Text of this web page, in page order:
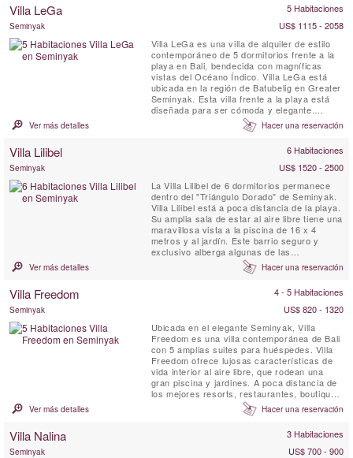
Villa LeGa 5 Habitaciones
Seminyak
US$ 1115 - 2058
Villa LeGa es una villa de alquiler de estilo
contemporáneo de 5 dormitorios frente a la
playa en Bali, bendecida con magníficas
vistas del Océano Índico. Villa LeGa está
ubicada en la región de Batubelig en Greater
Seminyak. Esta villa frente a la playa está
diseñada para ser cómoda y elegante.
También disfruta de vistas de 180 grados de
la puesta de sol y del océano desde dos
que le permite relajarse en puro lujo y estilo
Ver más detalles Hacer una reservación
Villa Lilibel 6 Habitaciones
Seminyak
US$ 1520 - 2500
La Villa Lilibel de 6 dormitorios permanece
dentro del "Triángulo Dorado" de Seminyak.
Villa Lilibel está a poca distancia de la playa.
Su amplia sala de estar al aire libre tiene una
maravillosa vista a la piscina de 16 x 4
metros y al jardín. Este barrio seguro y
exclusivo alberga algunas de las
propiedades más exclusivas de la isla. Villa
Lilibel ofrece un gimnasio, dos salas de
arte y antigüedades se pueden encontrar en
Ver más detalles Hacer una reservación
Villa Freedom 4 - 5 Habitaciones
Seminyak
US$ 820 - 1320
Ubicada en el elegante Seminyak, Villa
Freedom es una villa contemporánea de Bali
con 5 amplias suites para huéspedes. Villa
Freedom ofrece lujosas características de
vida interior al aire libre, que rodean una
gran piscina y jardines. A poca distancia de
los mejores resorts, restaurantes, boutiques
y vida nocturna de Seminyak, Villa Freedom
ha sido construida según los estándares
amigos que buscan la villa perfecta en Bali,
Ver más detalles Hacer una reservación
Villa Nalina 3 Habitaciones
Seminyak
US$ 700 - 900